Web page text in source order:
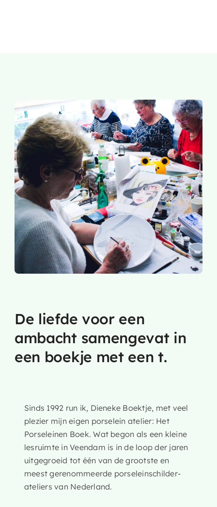
De liefde voor een
ambacht samengevat in
een boekje met een t.
Sinds 1992 run ik, Dieneke Boektje, met veel
plezier mijn eigen porselein atelier: Het
Porseleinen Boek. Wat begon als een kleine
lesruimte in Veendam is in de loop der jaren
uitgegroeid tot één van de grootste en
meest gerenommeerde porseleinschilder-
ateliers van Nederland.